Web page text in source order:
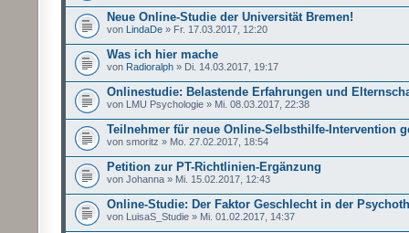
Neue Online-Studie der Universität Bremen!
von LindaDe » Fr. 17.03.2017, 12:20
Was ich hier mache
von Radioralph » Di. 14.03.2017, 19:17
Onlinestudie: Belastende Erfahrungen und
von LMU Psychologie » Mi. 08.03.2017, 22:38
Teilnehmer für neue Online-Selbsthilfe-Intervention
von smoritz » Mo. 27.02.2017, 18:54
Petition zur PT-Richtlinien-Ergänzung
von Johanna » Mi. 15.02.2017, 12:43
Online-Studie: Der Faktor Geschlecht in der
von LuisaS_Studie » Mi. 01.02.2017, 14:37